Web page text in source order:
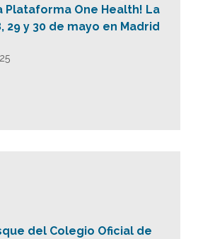
Plataforma One Health! La
29 y 30 de mayo en Madrid
del Colegio Oficial de